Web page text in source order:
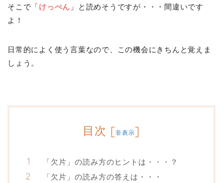
そこで「けっぺん 」と読めそうですが・・・間違いです
よ！
日常的によく使う言葉なので、この機会にきちんと覚えま
しょう。
目次 [非表示]
「欠片」の読み方のヒントは・・・？
「欠片」の読み方の答えは・・・